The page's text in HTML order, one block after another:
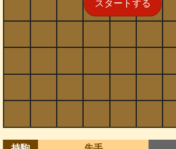
スタートする